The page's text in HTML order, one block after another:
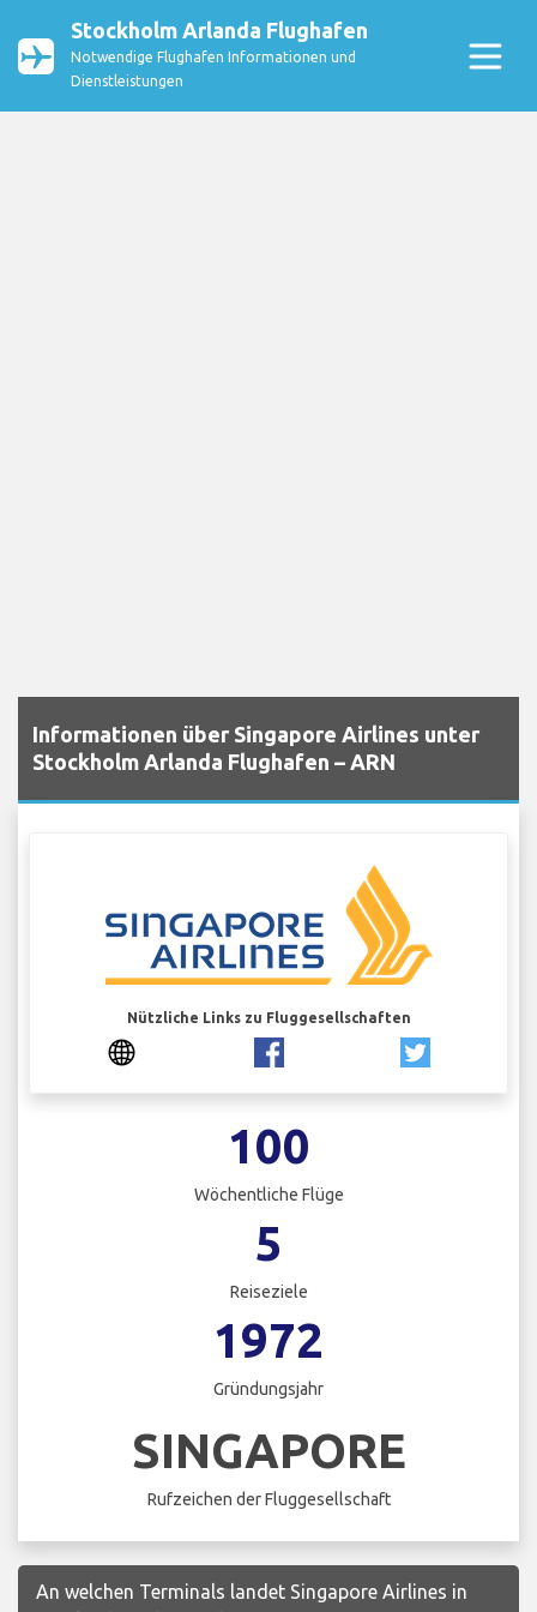
Stockholm Arlanda Flughafen
Notwendige Flughafen Informationen und
Dienstleistungen
Informationen über Singapore Airlines unter
Stockholm Arlanda Flughafen – ARN
Nützliche Links zu Fluggesellschaften
100
Wöchentliche Flüge
5
Reiseziele
1972
Gründungsjahr
SINGAPORE
Rufzeichen der Fluggesellschaft
An welchen Terminals landet Singapore Airlines in